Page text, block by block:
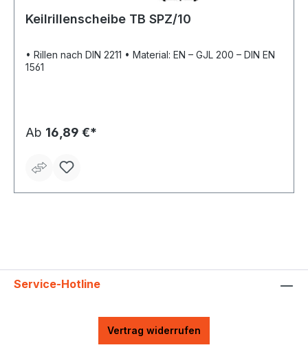
Keilrillenscheibe TB SPZ/10
• Rillen nach DIN 2211 • Material: EN – GJL 200 – DIN EN
1561
Ab 16,89 €*
Service-Hotline
Vertrag widerrufen